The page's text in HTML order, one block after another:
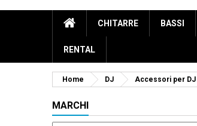
CHITARRE BASSI
RENTAL
Home DJ Accessori per DJ
MARCHI